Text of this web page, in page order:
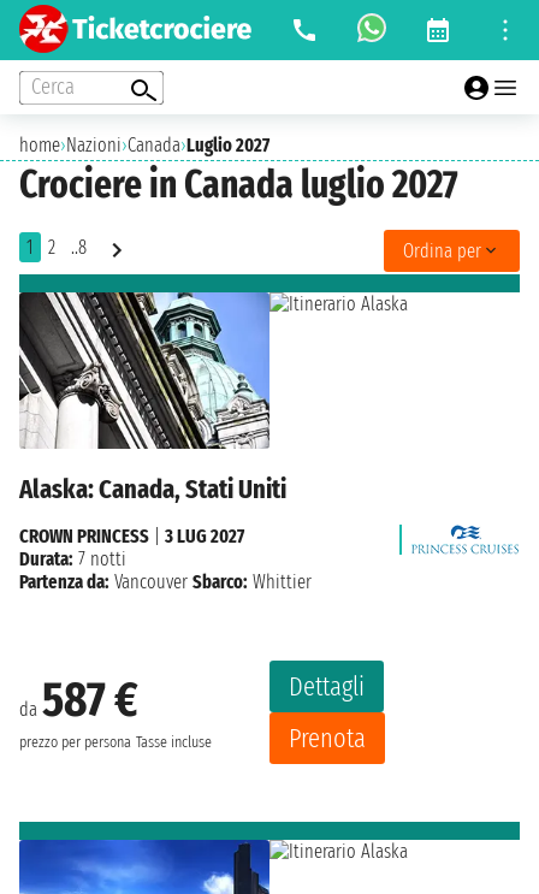
Cerca
home›Nazioni›Canada›Luglio 2027
Crociere in Canada luglio 2027
1 2 ..8 Ordina per
Alaska: Canada, Stati Uniti
da 587 €
prezzo per persona Tasse incluse
Dettagli
Prenota
CROWN PRINCESS
3 LUG 2027
Durata: 7 notti
Partenza da: Vancouver Sbarco: Whittier